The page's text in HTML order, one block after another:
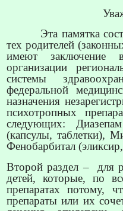
Эта памятка
тех родителей
имеют заключение
организации
системы
федеральной
назначения
психотропных
следующих:
(капсулы, таблетки),
Фенобарбитал
Второй раздел –
для
детей, которые, по
препаратах потому,
препараты или их